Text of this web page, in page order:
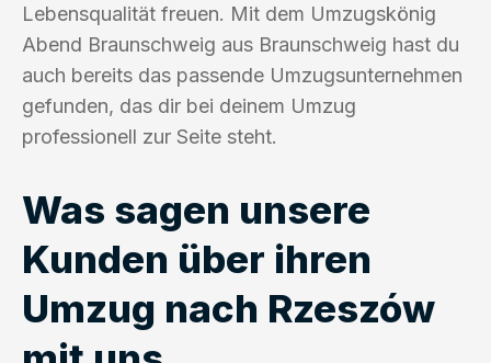
Lebensqualität freuen. Mit dem Umzugskönig
Abend Braunschweig aus Braunschweig hast du
auch bereits das passende Umzugsunternehmen
gefunden, das dir bei deinem Umzug
professionell zur Seite steht.
Was sagen unsere
Kunden über ihren
Umzug nach Rzeszów